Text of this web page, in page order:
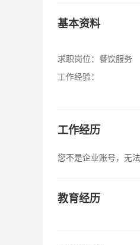
基本资料
求职岗位： 餐饮服务
工作经验：
工作经历
您不是企业账号，无
教育经历